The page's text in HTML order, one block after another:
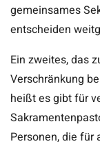
gemeinsames
entscheiden
Ein zweites, das
Verschränkung
heißt es gibt für
Personen, die für